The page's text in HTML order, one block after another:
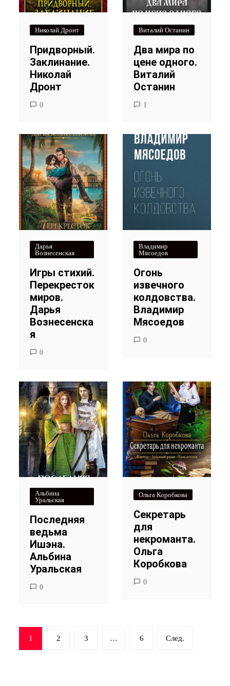
Николай Дронт
Придворный.
Заклинание.
Николай
Дронт
0
Виталий Останин
Два мира по
цене одного.
Виталий
Останин
1
Дарья
Вознесенская
Игры стихий.
Перекресток
миров.
Дарья
Вознесенска
я
0
Владимир
Мясоедов
Огонь
извечного
колдовства.
Владимир
Мясоедов
0
Альбина
Уральская
Последняя
ведьма
Ишэна.
Альбина
Уральская
0
Ольга Коробкова
Секретарь
для
некроманта.
Ольга
Коробкова
0
Навигация
по
1 2 3 … 6 След.